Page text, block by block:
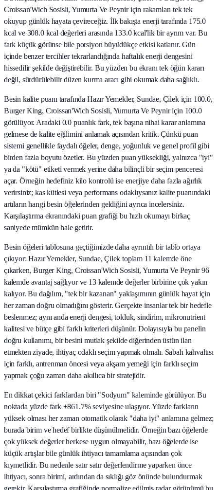
Croissan'Wich Sosisli, Yumurta Ve Peynir için rakamları tek tek
okuyup günlük hayata çevireceğiz. İlk bakışta enerji tarafında 175.0
kcal ve 308.0 kcal değerleri arasında 133.0 kcal'lik bir ayrım var. Bu
fark küçük görünse bile porsiyon büyüdükçe etkisi katlanır. Gün
içinde benzer tercihler tekrarlandığında haftalık enerji dengesini
hissedilir şekilde değiştirebilir. Bu yüzden bu ekranı tek öğün kararı
değil, sürdürülebilir düzen kurma aracı gibi okumak daha sağlıklı.
Besin kalite puanı tarafında Hazır Yemekler, Sundae, Çilek için 100.0,
Burger King, Croissan'Wich Sosisli, Yumurta Ve Peynir için 100.0
görülüyor. Aradaki 0.0 puanlık fark, tek başına nihai karar anlamına
gelmese de kalite eğilimini anlamak açısından kritik. Çünkü puan
sistemi genellikle faydalı öğeler, denge, yoğunluk ve genel profil gibi
birden fazla boyutu özetler. Bu yüzden puan yüksekliği, yalnızca "iyi"
ya da "kötü" etiketi vermek yerine daha bilinçli bir seçim penceresi
açar. Örneğin hedefiniz kilo kontrolü ise enerjiye daha fazla ağırlık
verirsiniz; kas kütlesi veya performans odaklıysanız kalite puanındaki
artıların hangi besin öğelerinden geldiğini ayrıca incelersiniz.
Karşılaştırma ekranındaki puan grafiği bu hızlı okumayı birkaç
saniyede mümkün hale getirir.
Besin öğeleri tablosuna geçtiğimizde daha ayrıntılı bir tablo ortaya
çıkıyor: Hazır Yemekler, Sundae, Çilek toplam 11 kalemde öne
çıkarken, Burger King, Croissan'Wich Sosisli, Yumurta Ve Peynir 96
kalemde avantaj sağlıyor ve 13 kalemde değerler birbirine çok yakın
kalıyor. Bu dağılım, "tek bir kazanan" yaklaşımının günlük hayat için
her zaman doğru olmadığını gösterir. Gerçekte insanlar tek bir hedefle
beslenmez; aynı anda enerji dengesi, tokluk, sindirim, mikronutrient
kalitesi ve bütçe gibi farklı kriterleri düşünür. Dolayısıyla bu panelin
doğru kullanımı, bir besini mutlak şekilde diğerinden üstün ilan
etmekten ziyade, ihtiyaç odaklı seçim yapmak olmalı. Sabah kahvaltısı
için farklı, antrenman öncesi veya akşam yemeği için farklı seçim
yapmak çoğu zaman daha akıllıca bir stratejidir.
En dikkat çekici farklardan biri "Sodyum" kaleminde görülüyor. Bu
noktada yüzde fark +861.7% seviyesine ulaşıyor. Yüzde farkların
yüksek olması her zaman otomatik olarak "daha iyi" anlamına gelmez;
burada birim ve hedef birlikte düşünülmelidir. Örneğin bazı öğelerde
çok yüksek değerler herkese uygun olmayabilir, bazı öğelerde ise
küçük artışlar bile günlük ihtiyacı tamamlama açısından çok
kıymetlidir. Bu nedenle satır satır değerlendirme yaparken önce
ihtiyacı, sonra birimi, ardından da sıklığı göz önünde bulundurmak
gerekir. Karşılaştırma grafiğinde normalize edilmiş radar görünümü bu